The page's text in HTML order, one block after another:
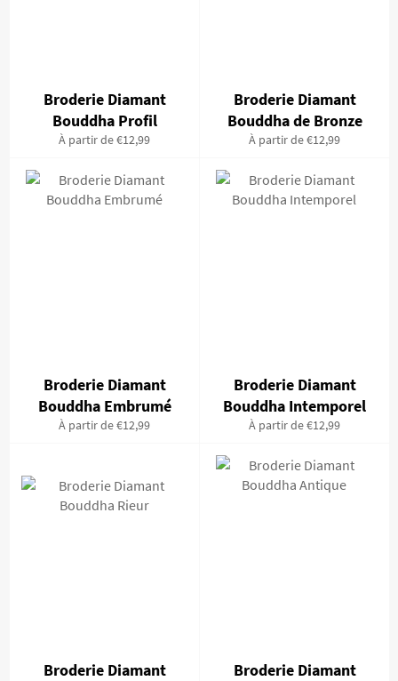
Broderie Diamant
Bouddha Profil
À partir de €12,99
Broderie Diamant
Bouddha de Bronze
À partir de €12,99
Broderie Diamant
Bouddha Embrumé
À partir de €12,99
Broderie Diamant
Bouddha Intemporel
À partir de €12,99
Broderie Diamant Broderie Diamant